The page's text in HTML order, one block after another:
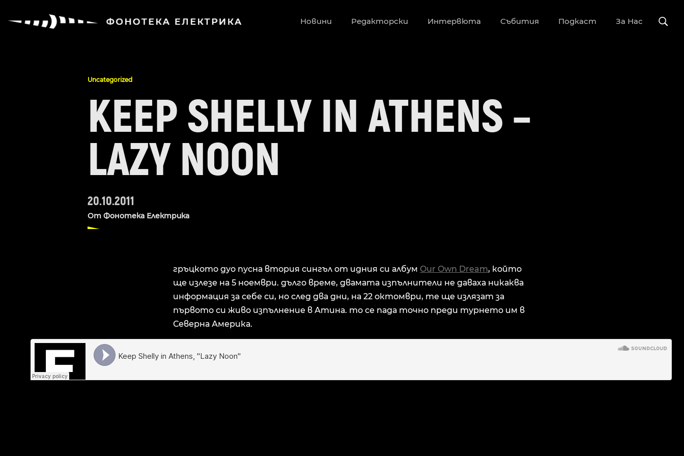
Новини Редакторски Интервюта Събития Подкаст За Нас
Uncategorized
KEEP SHELLY IN ATHENS –
LAZY NOON
20.10.2011
От Фонотека Електрика
гръцкото дуо пусна втория сингъл от идния си албум Our Own Dream, който
ще излезе на 5 ноември. дълго време, двамата изпълнители не даваха никаква
информация за себе си, но след два дни, на 22 октомври, те ще излязат за
първото си живо изпълнение в Атина. то се пада точно преди турнето им в
Северна Америка.